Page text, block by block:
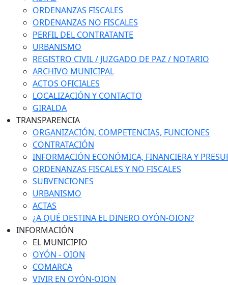
ORDENANZAS FISCALES
ORDENANZAS NO FISCALES
PERFIL DEL CONTRATANTE
URBANISMO
REGISTRO CIVIL / JUZGADO DE PAZ / NOTARIO
ARCHIVO MUNICIPAL
ACTOS OFICIALES
LOCALIZACIÓN Y CONTACTO
GIRALDA
TRANSPARENCIA
ORGANIZACIÓN, COMPETENCIAS, FUNCIONES
CONTRATACIÓN
INFORMACIÓN ECONÓMICA, FINANCIERA Y
ORDENANZAS FISCALES Y NO FISCALES
SUBVENCIONES
URBANISMO
ACTAS
¿A QUÉ DESTINA EL DINERO OYÓN-OION?
INFORMACIÓN
EL MUNICIPIO
OYÓN - OION
COMARCA
VIVIR EN OYÓN-OION